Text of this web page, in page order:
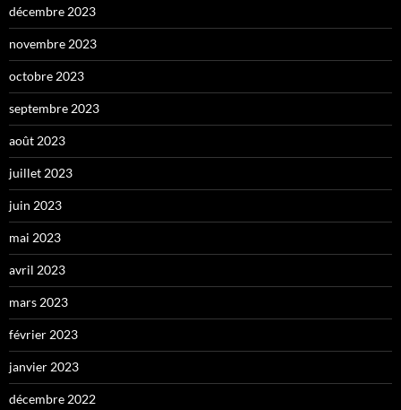
décembre 2023
novembre 2023
octobre 2023
septembre 2023
août 2023
juillet 2023
juin 2023
mai 2023
avril 2023
mars 2023
février 2023
janvier 2023
décembre 2022